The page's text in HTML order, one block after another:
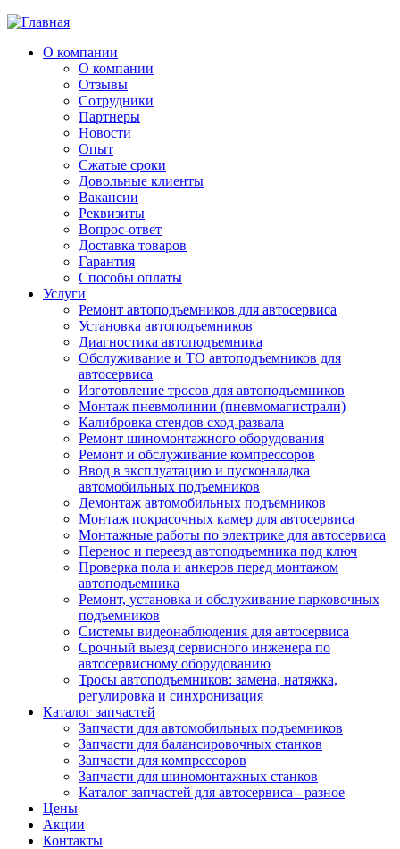
О компании
О компании
Отзывы
Сотрудники
Партнеры
Новости
Опыт
Сжатые сроки
Довольные клиенты
Вакансии
Реквизиты
Вопрос-ответ
Доставка товаров
Гарантия
Способы оплаты
Услуги
Ремонт автоподъемников для автосервиса
Установка автоподъемников
Диагностика автоподъемника
Обслуживание и ТО автоподъемников для
автосервиса
Изготовление тросов для автоподъемников
Монтаж пневмолинии (пневмомагистрали)
Калибровка стендов сход-развала
Ремонт шиномонтажного оборудования
Ремонт и обслуживание компрессоров
Ввод в эксплуатацию и пусконаладка
автомобильных подъемников
Демонтаж автомобильных подъемников
Монтаж покрасочных камер для автосервиса
Монтажные работы по электрике для автосервиса
Перенос и переезд автоподъемника под ключ
Проверка пола и анкеров перед монтажом
автоподъемника
Ремонт, установка и обслуживание парковочных
подъемников
Системы видеонаблюдения для автосервиса
Срочный выезд сервисного инженера по
автосервисному оборудованию
Тросы автоподъемников: замена, натяжка,
регулировка и синхронизация
Каталог запчастей
Запчасти для автомобильных подъемников
Запчасти для балансировочных станков
Запчасти для компрессоров
Запчасти для шиномонтажных станков
Каталог запчастей для автосервиса - разное
Цены
Акции
Контакты